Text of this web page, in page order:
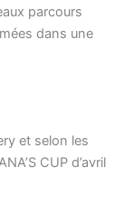
parcours
dans une
et selon les
CUP d’avril